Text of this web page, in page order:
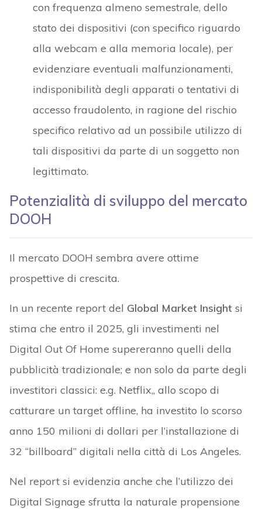
con frequenza almeno semestrale, dello
stato dei dispositivi (con specifico riguardo
alla webcam e alla memoria locale), per
evidenziare eventuali malfunzionamenti,
indisponibilità degli apparati o tentativi di
accesso fraudolento, in ragione del rischio
specifico relativo ad un possibile utilizzo di
tali dispositivi da parte di un soggetto non
legittimato.
Potenzialità di sviluppo del mercato
DOOH
Il mercato DOOH sembra avere ottime
prospettive di crescita.
In un recente report del Global Market Insightsi
stima che entro il 2025, gli investimenti nel
Digital Out Of Home supereranno quelli della
pubblicità tradizionale; e non solo da parte degli
investitori classici: e.g. Netflix,, allo scopo di
catturare un target offline, ha investito lo scorso
anno 150 milioni di dollari per l’installazione di
32 “billboard” digitali nella città di Los Angeles.
Nel report si evidenzia anche che l’utilizzo dei
Digital Signage sfrutta la naturale propensione